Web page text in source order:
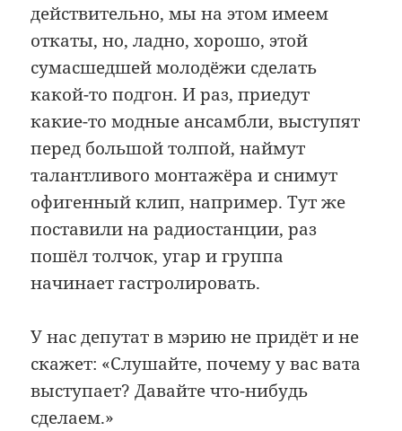
действительно, мы на этом имеем
откаты, но, ладно, хорошо, этой
сумасшедшей молодёжи сделать
какой-то подгон. И раз, приедут
какие-то модные ансамбли, выступят
перед большой толпой, наймут
талантливого монтажёра и снимут
офигенный клип, например. Тут же
поставили на радиостанции, раз
пошёл толчок, угар и группа
начинает гастролировать.
У нас депутат в мэрию не придёт и не
скажет: «Слушайте, почему у вас вата
выступает? Давайте что-нибудь
сделаем.»